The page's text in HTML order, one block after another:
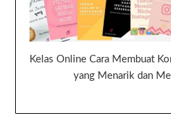
Kelas Online Cara Membuat
yang Menarik dan